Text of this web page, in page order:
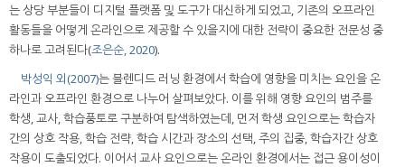
는 상당 부분들이 디지털 플랫폼 및 도구가 대신하게 되었고, 기존의 오프라인
활동들을 어떻게 온라인으로 제공할 수 있을지에 대한 전략이 중요한 전문성 중
하나로 고려된다(조은순, 2020).
박성익 외(2007)는 블렌디드 러닝 환경에서 학습에 영향을 미치는 요인을 온
라인과 오프라인 환경으로 나누어 살펴보았다. 이를 위해 영향 요인의 범주를
학생, 교사, 학습풍토로 구분하여 탐색하였는데, 먼저 학생 요인으로는 학습자
간의 상호 작용, 학습 전략, 학습 시간과 장소의 선택, 주의 집중, 학습자간 상호
작용이 도출되었다. 이어서 교사 요인으로는 온라인 환경에서는 접근 용이성이